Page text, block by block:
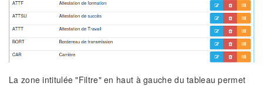
La zone intitulée "Filtre" en haut à gauche du tableau permet